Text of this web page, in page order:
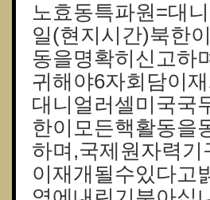
노효동특파원=대
일(현지시간)북한
동을명확히신고하
귀해야6자회담이
대니얼러셀미국국
한이모든핵활동을
하며,국제원자력
이재개될수있다고